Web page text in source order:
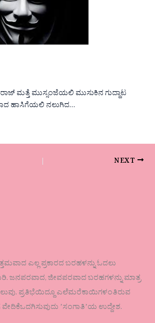
ಮತ್ತೆ ಮುಸ್ಸಂಜೆಯಲಿ ಮುಸುಕಿನ ಗುದ್ದಾಟ
ಹಾಸಿಗೆಯಲಿ ನಲುಗಿದ…
NEXT
ಎಲ್ಲ ಪ್ರಕಾರದ ಬರಹಳನ್ನು ಓದಲು
ಜನಪರವಾದ, ಜೀವಪರವಾದ ಬರಹಗಳನ್ನು ಮಾತ್ರ
ಪ್ರತಿಭೆಯಿದ್ದೂ ಎಲೆಮರೆಕಾಯಿಗಳಂತಿರುವ
ʼಸಂಗಾತಿʼಯ ಉದ್ದೇಶ.